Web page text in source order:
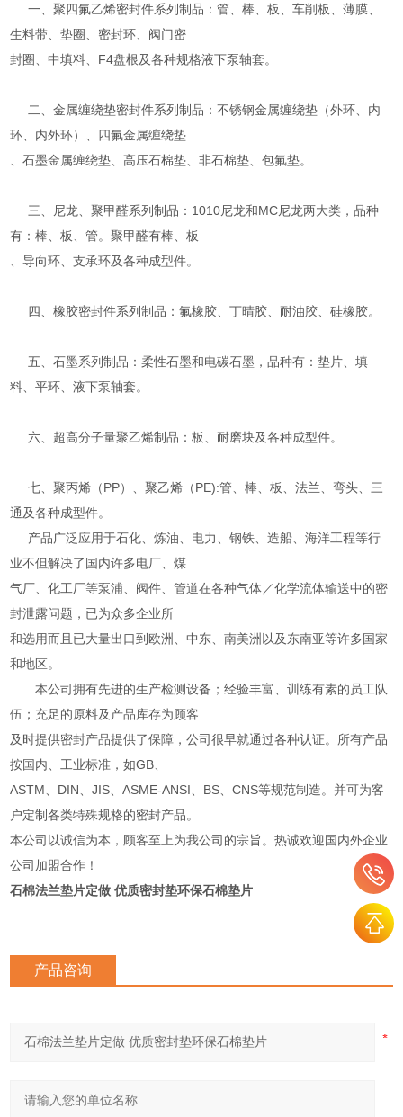
一、聚四氟乙烯密封件系列制品：管、棒、板、车削板、薄膜、
生料带、垫圈、密封环、阀门密
封圈、中填料、F4盘根及各种规格液下泵轴套。
二、金属缠绕垫密封件系列制品：不锈钢金属缠绕垫（外环、内
环、内外环）、四氟金属缠绕垫
、石墨金属缠绕垫、高压石棉垫、非石棉垫、包氟垫。
三、尼龙、聚甲醛系列制品：1010尼龙和MC尼龙两大类，品种
有：棒、板、管。聚甲醛有棒、板
、导向环、支承环及各种成型件。
四、橡胶密封件系列制品：氟橡胶、丁晴胶、耐油胶、硅橡胶。
五、石墨系列制品：柔性石墨和电碳石墨，品种有：垫片、填
料、平环、液下泵轴套。
六、超高分子量聚乙烯制品：板、耐磨块及各种成型件。
七、聚丙烯（PP）、聚乙烯（PE):管、棒、板、法兰、弯头、三
通及各种成型件。
产品广泛应用于石化、炼油、电力、钢铁、造船、海洋工程等行
业不但解决了国内许多电厂、煤
气厂、化工厂等泵浦、阀件、管道在各种气体／化学流体输送中的密
封泄露问题，已为众多企业所
和选用而且已大量出口到欧洲、中东、南美洲以及东南亚等许多国家
和地区。
本公司拥有先进的生产检测设备；经验丰富、训练有素的员工队
伍；充足的原料及产品库存为顾客
及时提供密封产品提供了保障，公司很早就通过各种认证。所有产品
按国内、工业标准，如GB、
ASTM、DIN、JIS、ASME-ANSI、BS、CNS等规范制造。并可为客
户定制各类特殊规格的密封产品。
本公司以诚信为本，顾客至上为我公司的宗旨。热诚欢迎国内外企业
公司加盟合作！
石棉法兰垫片定做 优质密封垫环保石棉垫片
产品咨询